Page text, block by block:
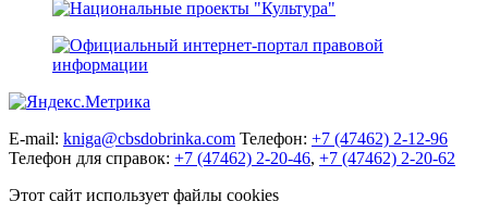
E-mail: kniga@cbsdobrinka.com Телефон: +7 (47462) 2-12-96
Телефон для справок: +7 (47462) 2-20-46, +7 (47462) 2-20-62
Этот сайт использует файлы cookies